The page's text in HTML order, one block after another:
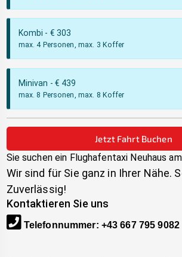
Kombi - € 303
max. 4 Personen, max. 3 Koffer
Minivan - € 439
max. 8 Personen, max. 8 Koffer
Jetzt Fahrt Buchen
Sie suchen ein Flughafentaxi Neuhaus
Wir sind für Sie ganz in Ihrer Nähe.
Zuverlässig!
Kontaktieren Sie uns
Telefonnummer: +43 667 795 9082